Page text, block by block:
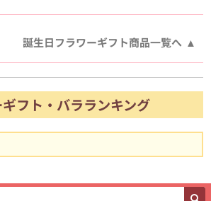
誕生日フラワーギフト商品一覧へ
フト・バラランキング